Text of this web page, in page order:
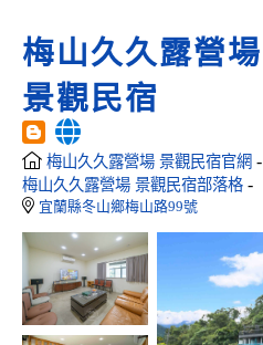
梅山久久露營場
景觀民宿
梅山久久露營場 景觀民宿官網 -
梅山久久露營場 景觀民宿部落格 -
宜蘭縣冬山鄉梅山路99號